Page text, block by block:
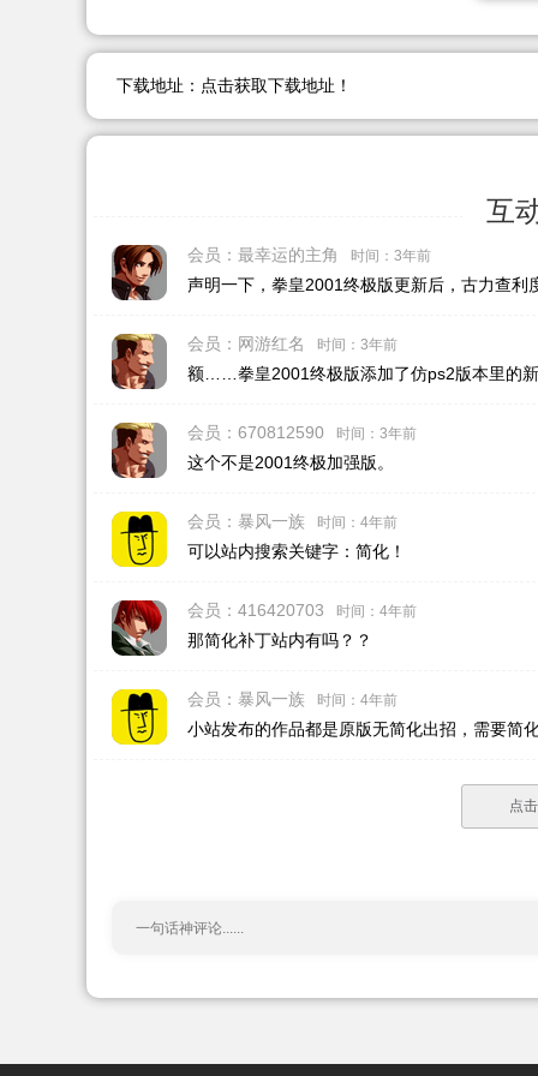
下载地址： 点击获取下载地址！
互
会员：最幸运的主角 时间：3年前
声明一下，拳皇2001终极版更新后，古力查利
会员：网游红名 时间：3年前
额……拳皇2001终极版添加了仿ps2版本里的
会员：670812590 时间：3年前
这个不是2001终极加强版。
会员：暴风一族 时间：4年前
可以站内搜索关键字：简化！
会员：416420703 时间：4年前
那简化补丁站内有吗？？
会员：暴风一族 时间：4年前
小站发布的作品都是原版无简化出招，需要简
点